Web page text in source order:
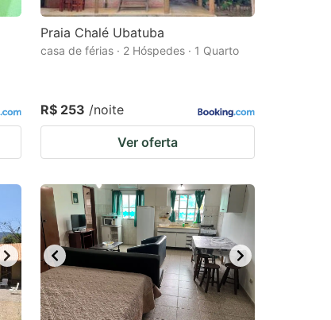
Praia Chalé Ubatuba
casa de férias · 2 Hóspedes · 1 Quarto
R$ 253 /noite
Ver oferta